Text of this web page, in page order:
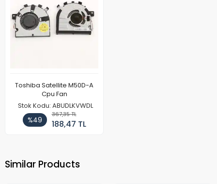
Toshiba Satellite M50D-A
Cpu Fan
Stok Kodu: ABUDLKVWDL
%49
367,35 TL
188,47 TL
Similar Products